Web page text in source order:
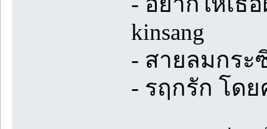
kinsang
- สายลมกระ
- รฤกรัก โด